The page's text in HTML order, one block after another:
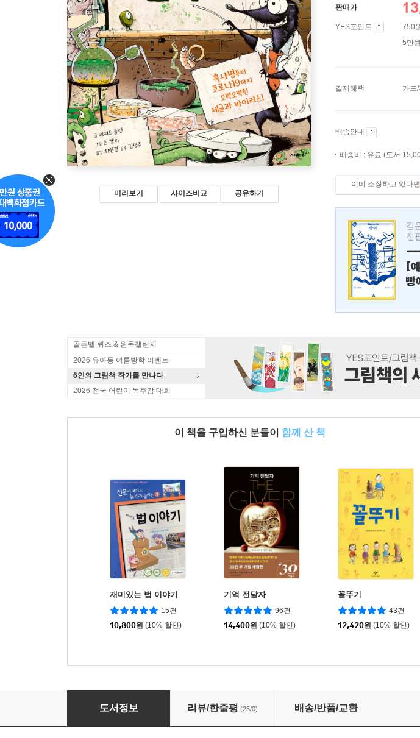
미리보기 사이즈비교 공유하기
판매가
YES포인트
750
5만
결제혜택 카드
배송안내
배송비 : 유료 (도서
이미 소장하고 있다면
김
친
[
빵
골든벨 퀴즈 & 완독챌린지
2026 유아동 여름방학 이벤트
6인의 그림책 작가를 만나다
2026 전국 어린이 독후감 대회
이 책을 구입하신 분들이 함께 산 책
재미있는 법 이야기
15건
10,800원 (10% 할인)
기억 전달자
96건
14,400원 (10% 할인)
꼴뚜기
43건
12,420원 (10% 할인)
전염병 연구소
도서정보 리뷰/한줄평 (25/0) 배송/반품/교환